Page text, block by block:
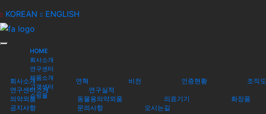
KOREAN
ENGLISH
HOME
회사소개
회사소개 연혁 비전 인증현황 조직도
연구센터
연구센터소개 연구실적
제품소개
의약외품 동물용의약외품 의료기기 화장품
고객센터
공지사항 문의사항 오시는길
쇼핑몰
뉴스
공지사항
문의사항
오시는길